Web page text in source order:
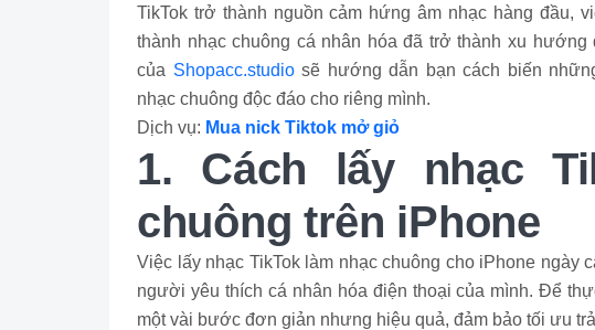
TikTok trở thành nguồn cảm hứng âm nhạc hàng đầu,
thành nhạc chuông cá nhân hóa đã trở thành xu
của Shopacc.studiosẽ hướng dẫn bạn cách biến
nhạc chuông độc đáo cho riêng mình.
Dịch vụ: Mua nick Tiktok mở giỏ
1. Cách lấy nhạc
chuông trên iPhone
Việc lấy nhạc TikTok làm nhạc chuông cho iPhone ngày
người yêu thích cá nhân hóa điện thoại của mình. Để
một vài bước đơn giản nhưng hiệu quả, đảm bảo tối ưu